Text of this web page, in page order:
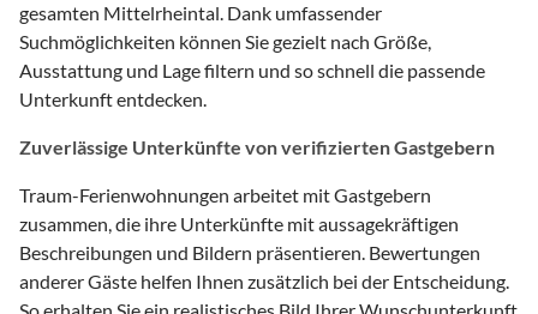
gesamten Mittelrheintal. Dank umfassender
Suchmöglichkeiten können Sie gezielt nach Größe,
Ausstattung und Lage filtern und so schnell die passende
Unterkunft entdecken.
Zuverlässige Unterkünfte von verifizierten Gastgebern
Traum-Ferienwohnungen arbeitet mit Gastgebern
zusammen, die ihre Unterkünfte mit aussagekräftigen
Beschreibungen und Bildern präsentieren. Bewertungen
anderer Gäste helfen Ihnen zusätzlich bei der Entscheidung.